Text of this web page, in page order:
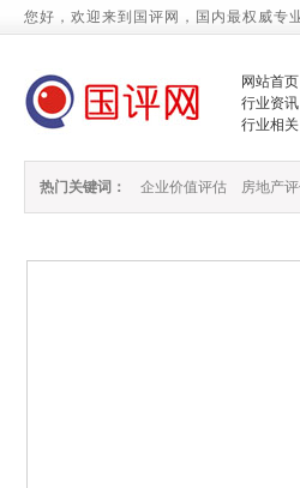
您好，欢迎来到国评网，国内最权威专
网站首页
行业资讯
行业相关
热门关键词： 企业价值评估 房地产